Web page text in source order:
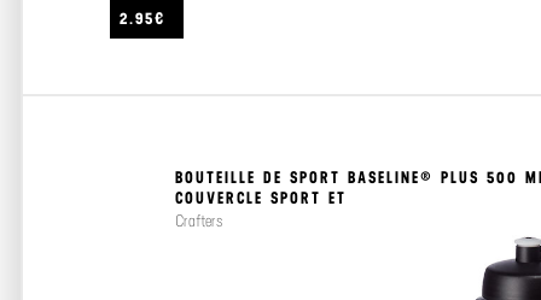
2.95€
BOUTEILLE DE SPORT BASELINE® PLUS 500
COUVERCLE SPORT ET
Crafters